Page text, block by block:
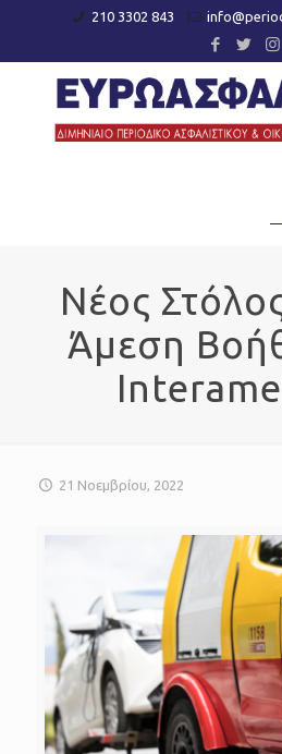
210 3302 843
Νέος
Άμεση
21 Νοεμβρίου, 2022